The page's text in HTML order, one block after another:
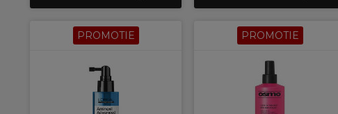
PROMOTIE PROMOTIE